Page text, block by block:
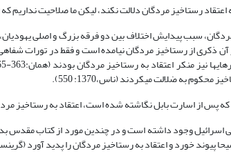
رستاخیز مردگان دلالت نکند، لیکن ما صلاحیت نداریم که
سبب پیدایش اختلاف بین دو فرقه بزرگ و اصلی
ذکری از رستاخیز مردگان نیامده است و فقط در تورات
به ضلالت می‏کردند (ناس،1370: 550).
که پس از اسارت بابل نگاشته شده است، اعتقاد به
اسرائیل وجود داشته است و در چندین مورد از کتاب مقدس
خورد و اعتقاد به رستاخیز مردگان را پدید آورد